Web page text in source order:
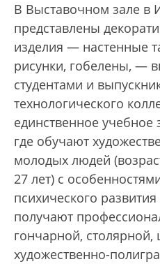
В Выставочном зале в
представлены
изделия — настенные
рисунки, гобелены, —
студентами и
технологического
единственное учебное
где обучают
молодых людей
27 лет) с
психического
получают
гончарной,
художественно-